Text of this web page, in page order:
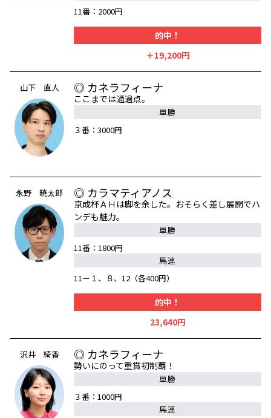
11番：2000円
的中！
＋19,200円
山下 直人 ◎ カネラフィーナ
ここまでは通過点。
単勝
３番：3000円
永野 暁太郎 ◎ カラマティアノス
京成杯ＡＨは脚を余した。おそらく差し展開でハ
ンデも魅力。
単勝
11番：1800円
馬連
11－１、８、12（各400円）
的中！
23,640円
沢井 綺香 ◎ カネラフィーナ
勢いにのって重賞初制覇！
単勝
３番：1000円
馬連